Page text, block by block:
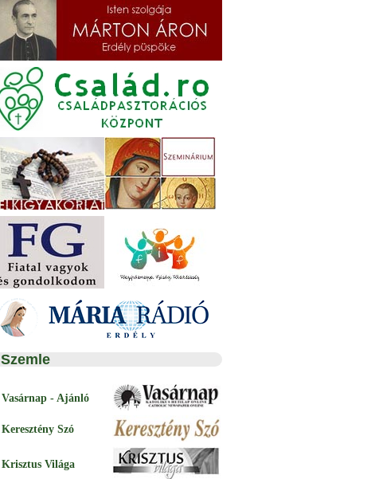
Szemle
Vasárnap - Ajánló
Keresztény Szó
Krisztus Világa